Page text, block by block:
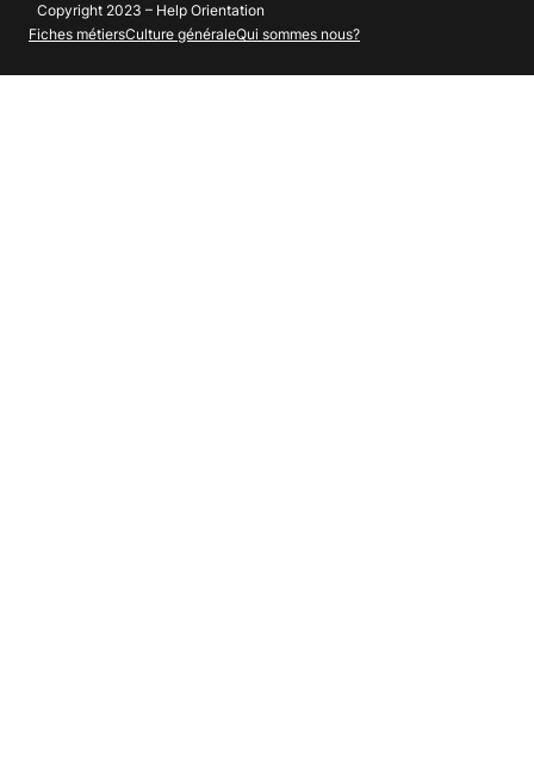
Copyright 2023 – Help Orientation
Fiches métiersCulture généraleQui sommes nous?